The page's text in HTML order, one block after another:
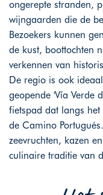
ongerepte stranden,
wijngaarden die de
Bezoekers kunnen
de kust, boottochten
verkennen van
De regio is ook
geopende 'Vía Verde
fietspad dat langs
de Camino
zeevruchten, kazen
culinaire traditie van